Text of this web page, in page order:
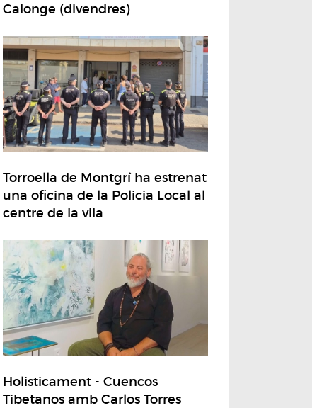
Calonge (divendres)
Torroella de Montgrí ha estrenat
una oficina de la Policia Local al
centre de la vila
Holisticament - Cuencos
Tibetanos amb Carlos Torres